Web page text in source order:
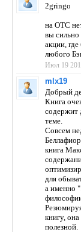
2gringo
на ОТС
вы сильно
акции,
любого
Июл 19
mlx19
Добрый
Книга
содержит
теме.
Совсем
книга
для
а именно
книгу,
полезной.